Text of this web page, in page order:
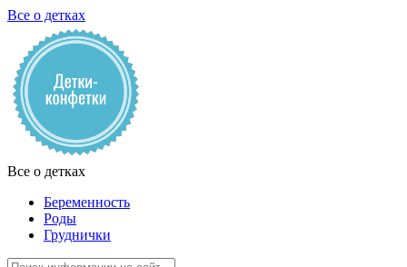
Все о детках
Все о детках
Беременность
Роды
Груднички